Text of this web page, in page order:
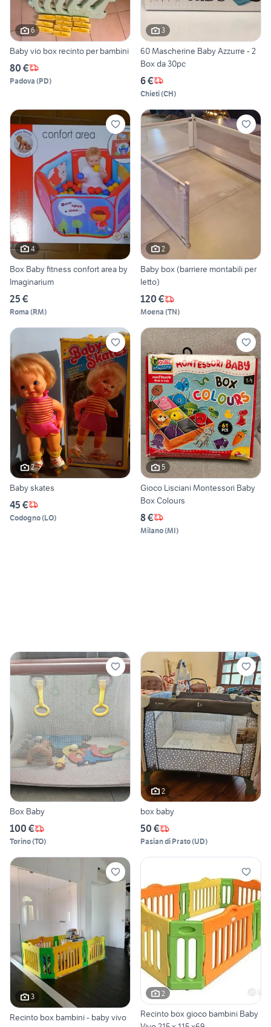
6
Baby vio box recinto per bambini
80 €
Padova (PD)
3
60 Mascherine Baby Azzurre - 2
Box da 30pc
6 €
Chieti(CH)
4
Box Baby fitness confort area by
Imaginarium
25 €
Roma (RM)
2
Baby box (barriere montabili per
letto)
120 €
Moena (TN)
2
Baby skates
45 €
Codogno(LO)
5
Gioco Lisciani Montessori Baby
Box Colours
8 €
Milano(MI)
Box Baby
100 €
Torino(TO)
2
box baby
50 €
Pasian di Prato(UD)
3
Recinto box bambini - baby vivo
2
Recinto box gioco bambini Baby